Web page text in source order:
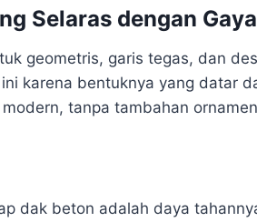
Selaras dengan
geometris, garis tegas, dan
karena bentuknya yang datar
tanpa tambahan
dak beton adalah daya